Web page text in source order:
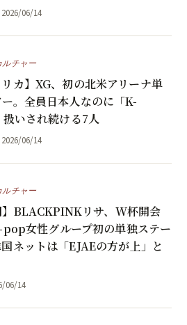
2026/06/14
チャー
リカ】XG、初の北米アリーナ単
。全員日本人なのに「K-
扱いされ続ける7人
2026/06/14
チャー
】BLACKPINKリサ、W杯開会
女性グループ初の単独ステー
ネットは「EJAEの方が上」と
06/14